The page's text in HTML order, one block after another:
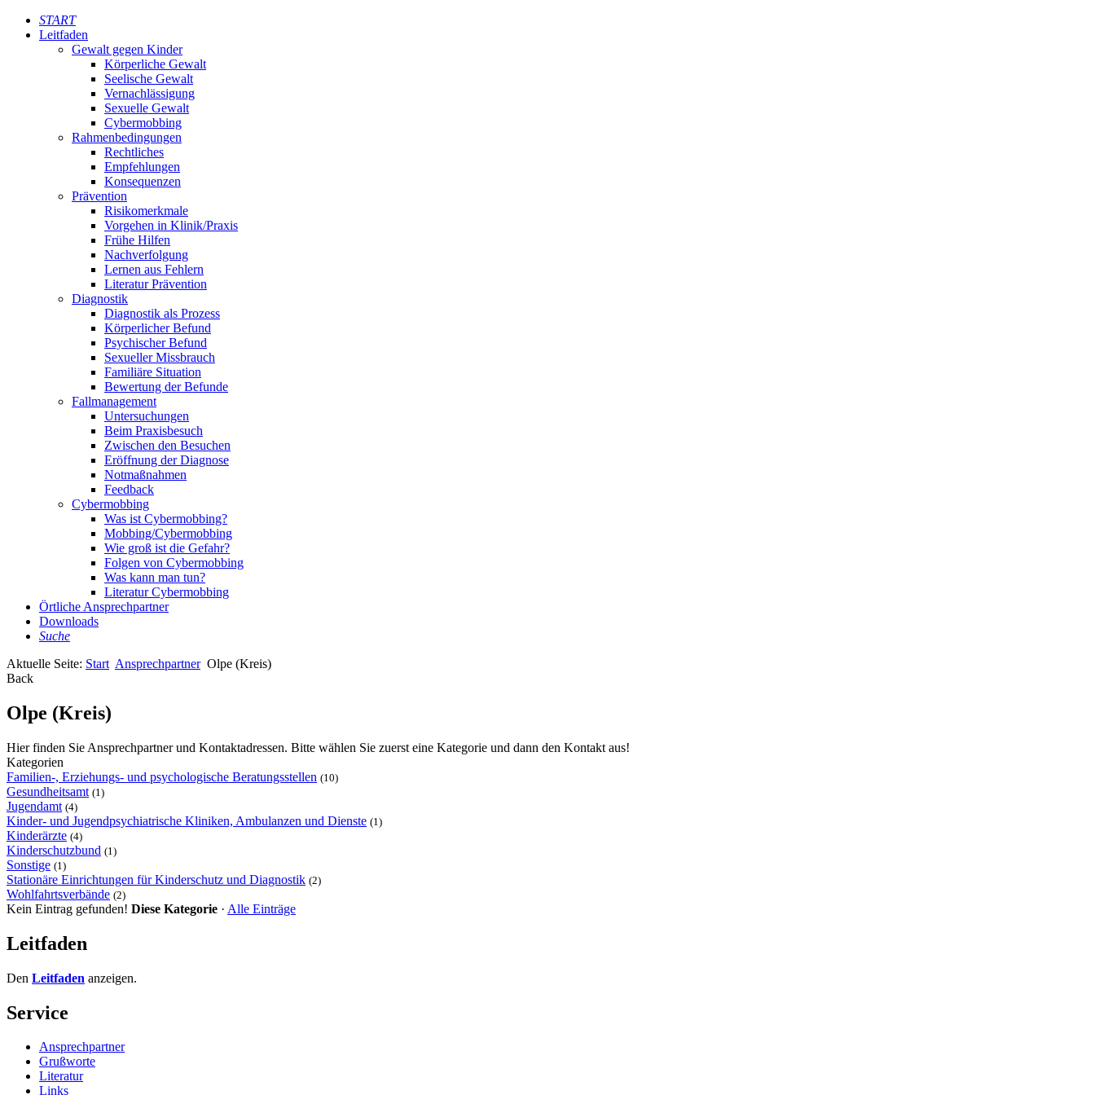
START
Leitfaden
Gewalt gegen Kinder
Körperliche Gewalt
Seelische Gewalt
Vernachlässigung
Sexuelle Gewalt
Cybermobbing
Rahmenbedingungen
Rechtliches
Empfehlungen
Konsequenzen
Prävention
Risikomerkmale
Vorgehen in Klinik/Praxis
Frühe Hilfen
Nachverfolgung
Lernen aus Fehlern
Literatur Prävention
Diagnostik
Diagnostik als Prozess
Körperlicher Befund
Psychischer Befund
Sexueller Missbrauch
Familiäre Situation
Bewertung der Befunde
Fallmanagement
Untersuchungen
Beim Praxisbesuch
Zwischen den Besuchen
Eröffnung der Diagnose
Notmaßnahmen
Feedback
Cybermobbing
Was ist Cybermobbing?
Mobbing/Cybermobbing
Wie groß ist die Gefahr?
Folgen von Cybermobbing
Was kann man tun?
Literatur Cybermobbing
Örtliche Ansprechpartner
Downloads
Suche
Aktuelle Seite: Start Ansprechpartner Olpe (Kreis)
Back
Olpe (Kreis)
Hier finden Sie Ansprechpartner und Kontaktadressen. Bitte wählen Sie zuerst eine Kategorie und dann den Kontakt aus!
Kategorien
Familien-, Erziehungs- und psychologische Beratungsstellen (10)
Gesundheitsamt (1)
Jugendamt (4)
Kinder- und Jugendpsychiatrische Kliniken, Ambulanzen und Dienste (1)
Kinderärzte (4)
Kinderschutzbund (1)
Sonstige (1)
Stationäre Einrichtungen für Kinderschutz und Diagnostik (2)
Wohlfahrtsverbände (2)
Kein Eintrag gefunden! Diese Kategorie · Alle Einträge
Leitfaden
Den Leitfaden anzeigen.
Service
Ansprechpartner
Grußworte
Literatur
Links